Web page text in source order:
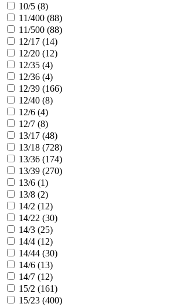
10/5 (8)
11/400 (88)
11/500 (88)
12/17 (14)
12/20 (12)
12/35 (4)
12/36 (4)
12/39 (166)
12/40 (8)
12/6 (4)
12/7 (8)
13/17 (48)
13/18 (728)
13/36 (174)
13/39 (270)
13/6 (1)
13/8 (2)
14/2 (12)
14/22 (30)
14/3 (25)
14/4 (12)
14/44 (30)
14/6 (13)
14/7 (12)
15/2 (161)
15/23 (400)